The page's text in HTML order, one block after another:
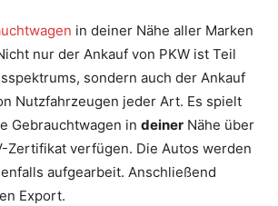
in deiner Nähe aller Marken
nur der Ankauf von PKW ist Teil
sondern auch der Ankauf
Nutzfahrzeugen jeder Art. Es spielt
Gebrauchtwagen in deiner Nähe über
Zertifikat verfügen. Die Autos werden
aufgearbeit. Anschließend
Export.